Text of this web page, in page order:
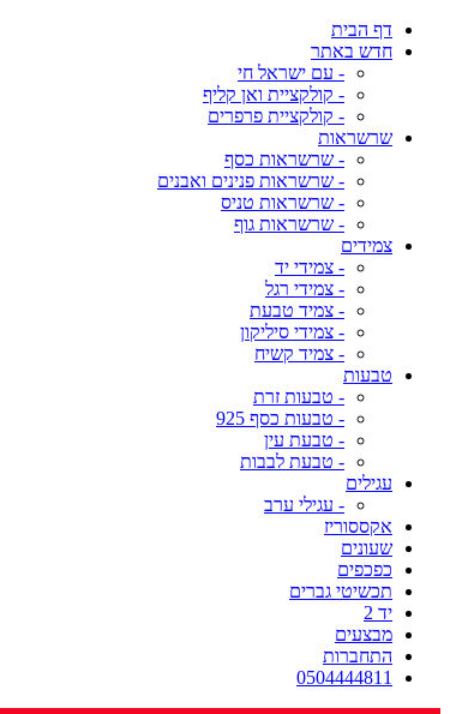
דף הבית
חדש באתר
- עם ישראל חי
- קולקציית ואן קליף
- קולקציית פרפרים
שרשראות
- שרשראות כסף
- שרשראות פנינים ואבנים
- שרשראות טניס
- שרשראות גוף
צמידים
- צמידי יד
- צמידי רגל
- צמיד טבעת
- צמידי סיליקון
- צמיד קשיח
טבעות
- טבעות זרת
- טבעות כסף 925
- טבעת עין
- טבעת לבבות
עגילים
- עגילי ערב
אקססוריז
שעונים
כפכפים
תכשיטי גברים
יד 2
מבצעים
התחברות
0504444811